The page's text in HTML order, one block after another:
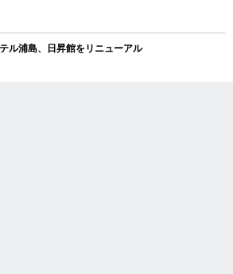
ル浦島、日昇館をリニューアル